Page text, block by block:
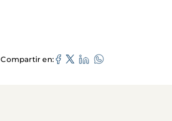
Compartir en